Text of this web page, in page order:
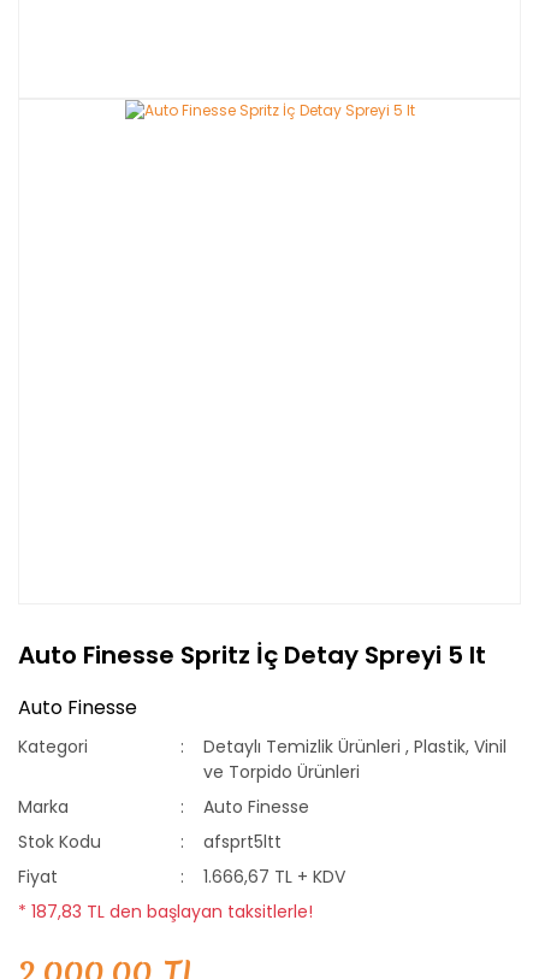
Auto Finesse Spritz İç Detay Spreyi 5 lt
Auto Finesse
Kategori Detaylı Temizlik Ürünleri ,Plastik, Vinil
ve Torpido Ürünleri
Marka
Auto Finesse
Stok Kodu
afsprt5ltt
Fiyat
1.666,67 TL + KDV
* 187,83 TL den başlayan taksitlerle!